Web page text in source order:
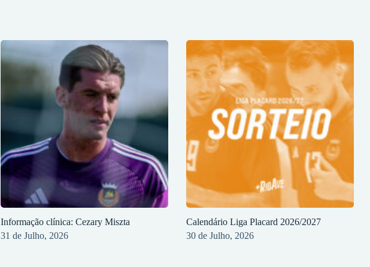
Informação clínica: Cezary Miszta
31 de Julho, 2026
Calendário Liga Placard 2026/2027
30 de Julho, 2026